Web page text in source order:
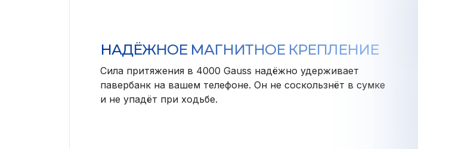
НАДЁЖНОЕ МАГНИТНОЕ КРЕПЛЕНИЕ
Сила притяжения в 4000 Gauss надёжно удерживает
павербанк на вашем телефоне. Он не соскользнёт в сумке
и не упадёт при ходьбе.